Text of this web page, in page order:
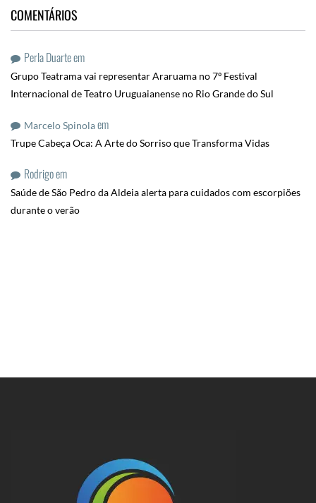
COMENTÁRIOS
Perla Duarteem
Grupo Teatrama vai representar Araruama no 7º Festival
Internacional de Teatro Uruguaianense no Rio Grande do Sul
Marcelo Spinolaem
Trupe Cabeça Oca: A Arte do Sorriso que Transforma Vidas
Rodrigoem
Saúde de São Pedro da Aldeia alerta para cuidados com escorpiões
durante o verão